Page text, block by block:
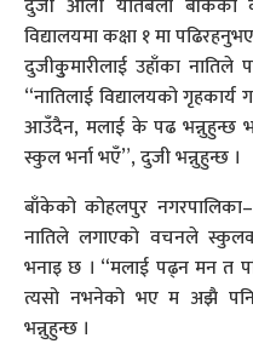
दुजी ओली यतिबेला बाँकेको
विद्यालयमा कक्षा १ मा
दुजीकुुमारीलाई उहाँका नातिले
“नातिलाई विद्यालयको
आउँदैन, मलाई के पढ भन्नुहुन्छ
स्कुल भर्ना भएँ”, दुजी भन्नुहुन्छ ।
बाँकेको कोहलपुर
नातिले लगाएको वचनले
भनाइ छ । “मलाई पढ्न मन त
त्यसो नभनेको भए म अझै पनि
भन्नुहुन्छ ।